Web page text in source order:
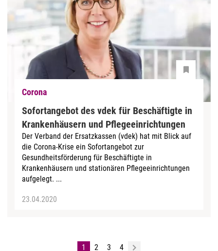
Corona
Sofortangebot des vdek für Beschäftigte in
Krankenhäusern und Pflegeeinrichtungen
Der Verband der Ersatzkassen (vdek) hat mit Blick auf
die Corona-Krise ein Sofortangebot zur
Gesundheitsförderung für Beschäftigte in
Krankenhäusern und stationären Pflegeeinrichtungen
aufgelegt. ...
23.04.2020
1 2 3 4